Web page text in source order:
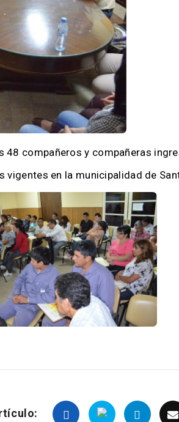
compañeros y compañeras
en la municipalidad de